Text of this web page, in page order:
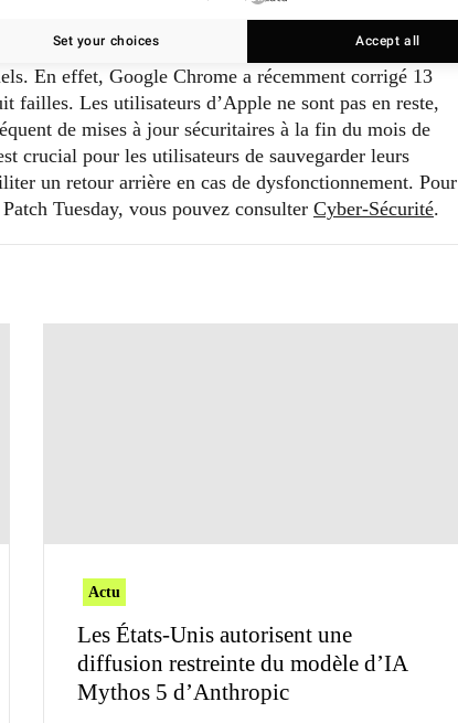
tels que Google, Mozilla, et Adobe ont également
En effet, Google Chrome a récemment corrigé 13
Les utilisateurs d’Apple ne sont pas en reste,
de mises à jour sécuritaires à la fin du mois de
crucial pour les utilisateurs de sauvegarder leurs
un retour arrière en cas de dysfonctionnement. Pour
Tuesday, vous pouvez consulter Cyber-Sécurité.
Actu
Les États-Unis autorisent une
diffusion restreinte du modèle d’IA
Mythos 5 d’Anthropic
Set your choices Accept all